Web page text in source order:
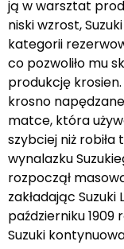
ją w warsztat
niski wzrost,
kategorii
co pozwoliło mu
produkcję
krosno
matce, która
szybciej niż
wynalazku
rozpoczął
zakładając
październiku
Suzuki